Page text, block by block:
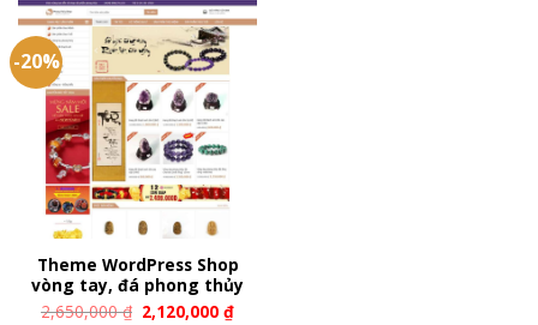
-20%
Theme WordPress Shop
vòng tay, đá phong thủy
2,650,000₫ 2,120,000₫